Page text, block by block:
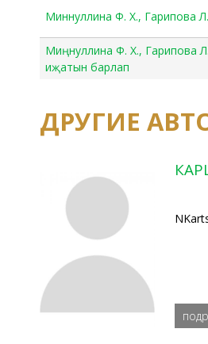
Миннуллина Ф. Х., Гарипова
Миңнуллина Ф. Х., Гарипова Л.
иҗатын барлап
ДРУГИЕ